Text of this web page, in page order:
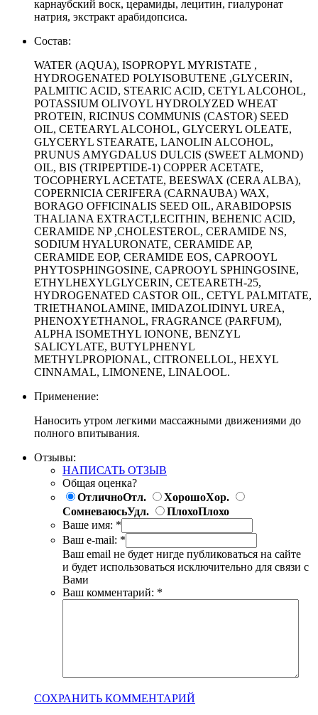
карнаубский воск, церамиды, лецитин, гиалуронат
натрия, экстракт арабидопсиса.
Состав:
WATER (AQUA), ISOPROPYL MYRISTATE ,
HYDROGENATED POLYISOBUTENE ,GLYCERIN,
PALMITIC ACID, STEARIC ACID, CETYL ALCOHOL,
POTASSIUM OLIVOYL HYDROLYZED WHEAT
PROTEIN, RICINUS COMMUNIS (CASTOR) SEED
OIL, CETEARYL ALCOHOL, GLYCERYL OLEATE,
GLYCERYL STEARATE, LANOLIN ALCOHOL,
PRUNUS AMYGDALUS DULCIS (SWEET ALMOND)
OIL, BIS (TRIPEPTIDE-1) COPPER ACETATE,
TOCOPHERYL ACETATE, BEESWAX (CERA ALBA),
COPERNICIA CERIFERA (CARNAUBA) WAX,
BORAGO OFFICINALIS SEED OIL, ARABIDOPSIS
THALIANA EXTRACT,LECITHIN, BEHENIC ACID,
CERAMIDE NP ,CHOLESTEROL, CERAMIDE NS,
SODIUM HYALURONATE, CERAMIDE AP,
CERAMIDE EOP, CERAMIDE EOS, CAPROOYL
PHYTOSPHINGOSINE, CAPROOYL SPHINGOSINE,
ETHYLHEXYLGLYCERIN, CETEARETH-25,
HYDROGENATED CASTOR OIL, CETYL PALMITATE,
TRIETHANOLAMINE, IMIDAZOLIDINYL UREA,
PHENOXYETHANOL, FRAGRANCE (PARFUM),
ALPHA ISOMETHYL IONONE, BENZYL
SALICYLATE, BUTYLPHENYL
METHYLPROPIONAL, CITRONELLOL, HEXYL
CINNAMAL, LIMONENE, LINALOOL.
Применение:
Наносить утром легкими массажными движениями до
полного впитывания.
Отзывы:
НАПИСАТЬ ОТЗЫВ
Общая оценка?
ОтличноОтл. ХорошоХор.
СомневаюсьУдл. ПлохоПлохо
Ваше имя: *
Ваш e-mail: *
Ваш email не будет нигде публиковаться на сайте
и будет использоваться исключительно для связи с
Вами
Ваш комментарий: *
СОХРАНИТЬ КОММЕНТАРИЙ